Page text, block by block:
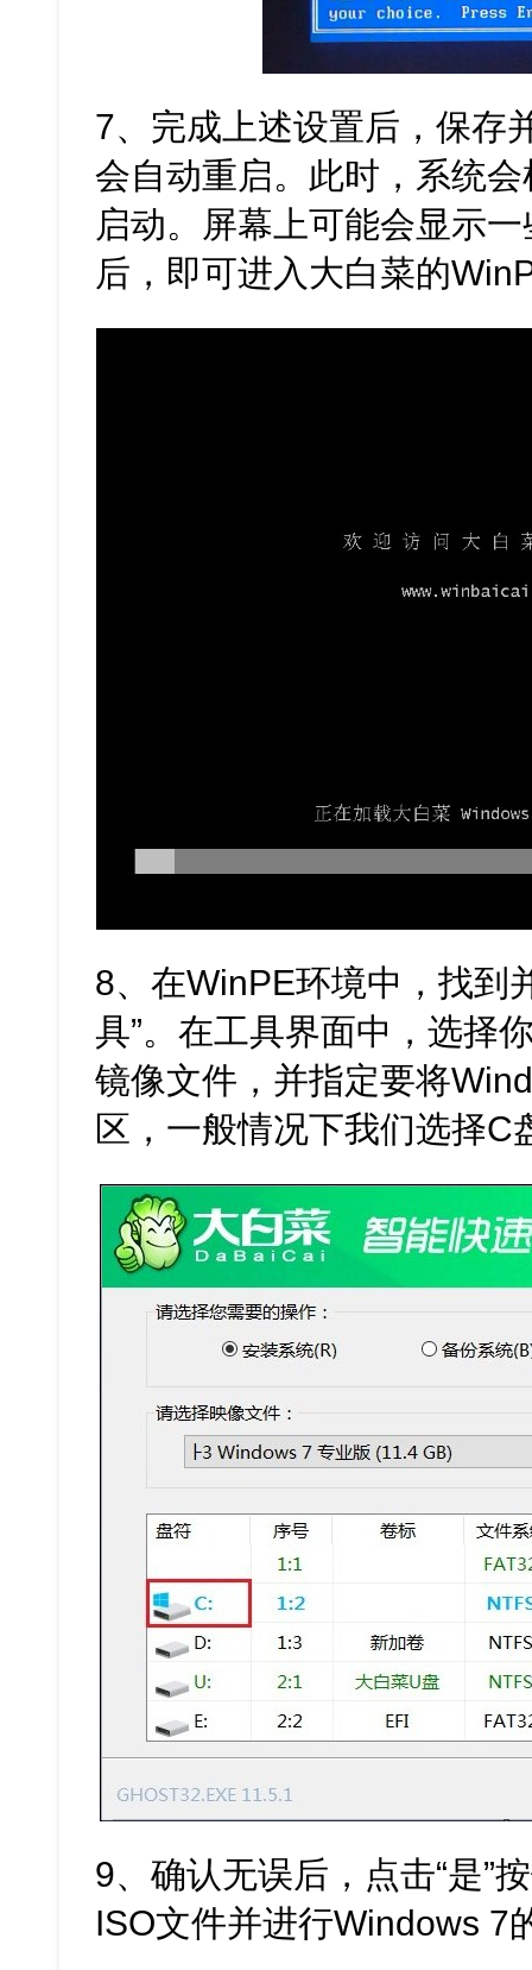
7、完成上述设置后，保存
会自动重启。此时，系统
启动。屏幕上可能会显示
后，即可进入大白菜的
8、在WinPE环境中，找到
具”。在工具界面中，选择
镜像文件，并指定要将
区，一般情况下我们选择C
9、确认无误后，点击“是”
ISO文件并进行Windows 7